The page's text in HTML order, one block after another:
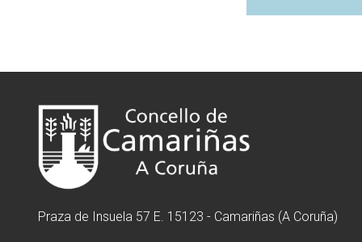
Praza de Insuela 57 E. 15123 - Camariñas (A Coruña)